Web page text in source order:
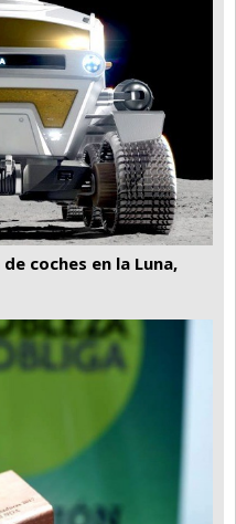
coches en la Luna,